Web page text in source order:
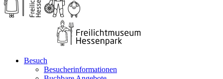
Besuch
Besucherinformationen